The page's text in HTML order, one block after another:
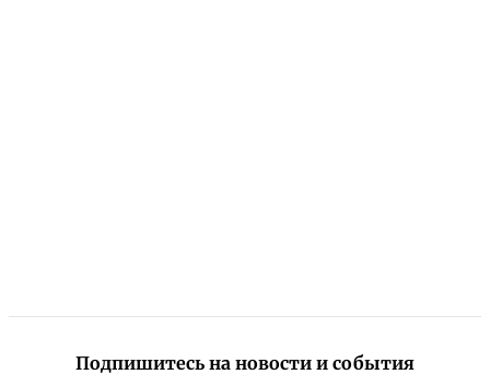
Подпишитесь на новости и события